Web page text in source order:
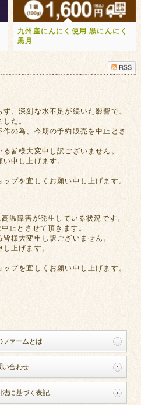
九州産にんにく使用 黒にんにく
黒月
、深刻な水不足が続いた影響で、
た。
の為、今期の予約販売を中止とさ
皆様大変申し訳ございません。
申し上げます。
プを宜しくお願い申し上げます。
温障害が発生している状況です。
止とさせて頂きます。
様大変申し訳ございません。
上げます。
プを宜しくお願い申し上げます。
ファームとは
い合わせ
法に基づく表記